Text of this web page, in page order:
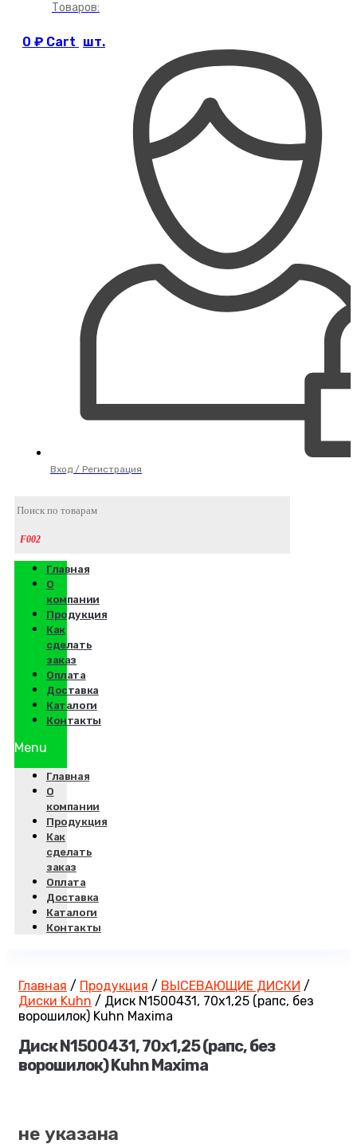
Товаров:
0 ₽ Cart
Вход / Регистрация
Главная
О
компании
Продукция
Как
сделать
заказ
Оплата
Доставка
Каталоги
Контакты
Menu
Главная
О
компании
Продукция
Как
сделать
заказ
Оплата
Доставка
Каталоги
Контакты
Главная / Продукция / ВЫСЕВАЮЩИЕ ДИСКИ /
Диски Kuhn / Диск N1500431, 70х1,25 (рапс, без
ворошилок) Kuhn Maxima
Диск N1500431, 70х1,25 (рапс, без
ворошилок) Kuhn Maxima
не указана